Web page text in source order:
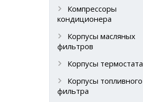
Компрессоры
кондиционера
Корпусы масляных
фильтров
Корпусы термостата
Корпусы топливного
фильтра